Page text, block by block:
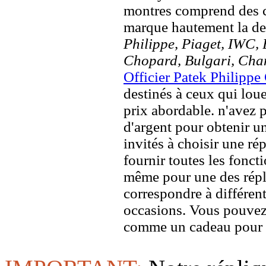
montres comprend des
marque hautement la
Philippe, Piaget, IWC,
Chopard, Bulgari,
Officier Patek Philippe
destinés à ceux qui
prix abordable. n'avez
d'argent pour obtenir
invités à choisir une
fournir toutes les
même pour une des
correspondre à
occasions. Vous
comme un cadeau